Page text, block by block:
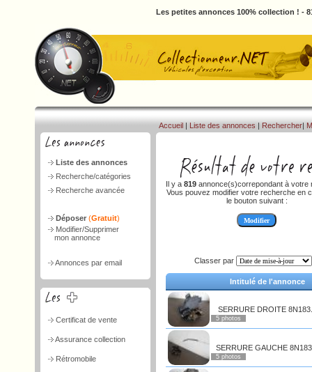
Les petites annonces 100% collection ! -
Liste des annonces
Recherche/catégories
Recherche avancée
Déposer (Gratuit)
Modifier/Supprimer
mon annonce
Annonces par email
Certificat de vente
Assurance collection
Rétromobile
Accueil | Liste des annonces | Rechercher|
Il y a 819 annonce(s)correpondant à votre
Vous pouvez modifier votre recherche en
le bouton suivant :
Classer par
Intitulé de l'annonce
SERRURE DROITE
5 photos
SERRURE GAUCHE
5 photos